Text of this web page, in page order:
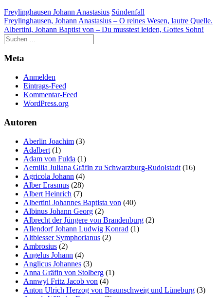
Freylinghausen Johann Anastasius Sündenfall
Beitragsnavigation
Freylinghausen, Johann Anastasius – O reines Wesen, lautre Quelle.
Albertini, Johann Baptist von – Du musstest leiden, Gottes Sohn!
Meta
Anmelden
Eintrags-Feed
Kommentar-Feed
WordPress.org
Autoren
Aberlin Joachim (3)
Adalbert (1)
Adam von Fulda (1)
Aemilia Juliana Gräfin zu Schwarzburg-Rudolstadt (16)
Agricola Johann (4)
Alber Erasmus (28)
Albert Heinrich (7)
Albertini Johannes Baptista von (40)
Albinus Johann Georg (2)
Albrecht der Jüngere von Brandenburg (2)
Allendorf Johann Ludwig Konrad (1)
Altbiesser Symphorianus (2)
Ambrosius (2)
Angelus Johann (4)
Anglicus Johannes (3)
Anna Gräfin von Stolberg (1)
Annwyl Fritz Jacob von (4)
Anton Ulrich Herzog von Braunschweig und Lüneburg (3)